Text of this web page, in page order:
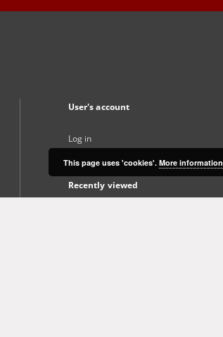
User's account
Log in
Recently viewed
This page uses 'cookies'. More information